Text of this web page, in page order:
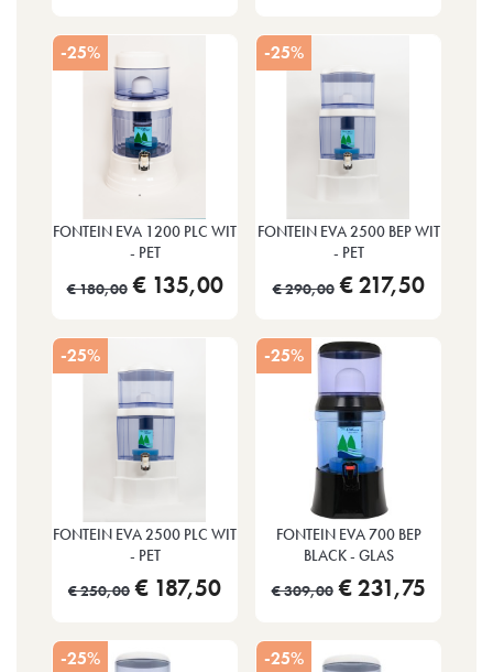
FONTEIN EVA 1200 PLC WIT
- PET
€ 180,00 € 135,00
-25%
FONTEIN EVA 2500 BEP WIT
- PET
€ 290,00 € 217,50
-25%
FONTEIN EVA 2500 PLC WIT
- PET
€ 250,00 € 187,50
-25%
FONTEIN EVA 700 BEP
BLACK - GLAS
€ 309,00 € 231,75
-25%
-25% -25%